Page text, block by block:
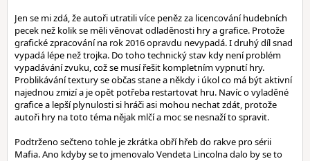
Jen se mi zdá, že autoři utratili více peněz za licencování hudebních
pecek než kolik se měli věnovat odladěnosti hry a grafice. Protože
grafické zpracování na rok 2016 opravdu nevypadá. I druhý díl snad
vypadá lépe než trojka. Do toho technický stav kdy není problém
vypadávání zvuku, což se musí řešit kompletním vypnutí hry.
Problikávání textury se občas stane a někdy i úkol co má být aktivní
najednou zmizí a je opět potřeba restartovat hru. Navíc o vyladěné
grafice a lepší plynulosti si hráči asi mohou nechat zdát, protože
autoři hry na toto téma nějak mlčí a moc se nesnaží to spravit.
Podtrženo sečteno tohle je zkrátka obří hřeb do rakve pro sérii
Mafia. Ano kdyby se to jmenovalo Vendeta Lincolna dalo by se to